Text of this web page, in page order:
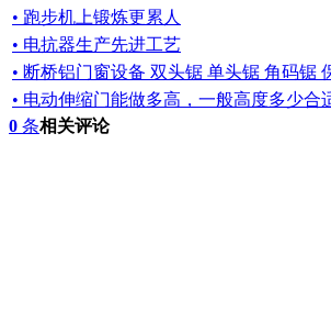
• 跑步机上锻炼更累人
• 电抗器生产先进工艺
• 断桥铝门窗设备 双头锯 单头锯 角码锯
• 电动伸缩门能做多高，一般高度多少合
0 条相关评论